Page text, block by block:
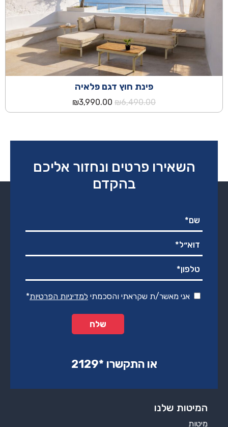
פינת חוץ דגם פלאיה
₪6,490.00
המחיר
המקורי
₪3,990.00
הנוכחי
השאירו פרטים ונחזור אליכם
בהקדם
אני מאשר/ת שקראתי והסכמתי למדיניות הפרטיות*
או התקשרו ‏*2129‏
המיטות שלנו
מיטות